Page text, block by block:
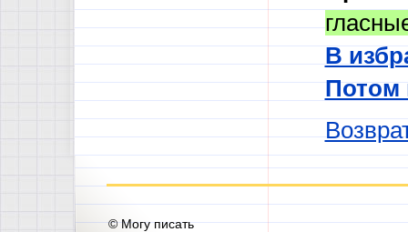
В
Потом
© Могу писать